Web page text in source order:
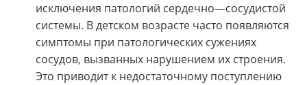
исключения патологий сердечно—сосудистой
системы. В детском возрасте часто появляются
симптомы при патологических сужениях
сосудов, вызванных нарушением их строения.
Это приводит к недостаточному поступлению